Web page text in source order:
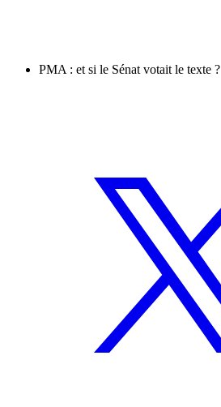
PMA : et si le Sénat votait le texte ?